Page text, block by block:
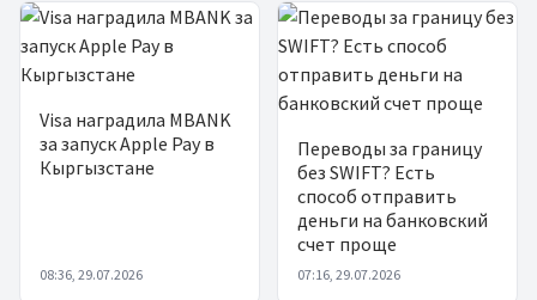
Жаңылыктар
Visa наградила MBANK
за запуск Apple Pay в
Кыргызстане
08:36, 29.07.2026
Переводы за границу
без SWIFT? Есть
способ отправить
деньги на банковский
счет проще
07:16, 29.07.2026